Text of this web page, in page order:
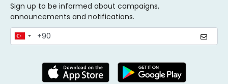
Sign up to be informed about campaigns,
announcements and notifications.